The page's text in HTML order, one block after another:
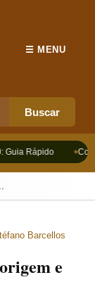
Buscar
☰ MENU
Rápido
Barcellos
e